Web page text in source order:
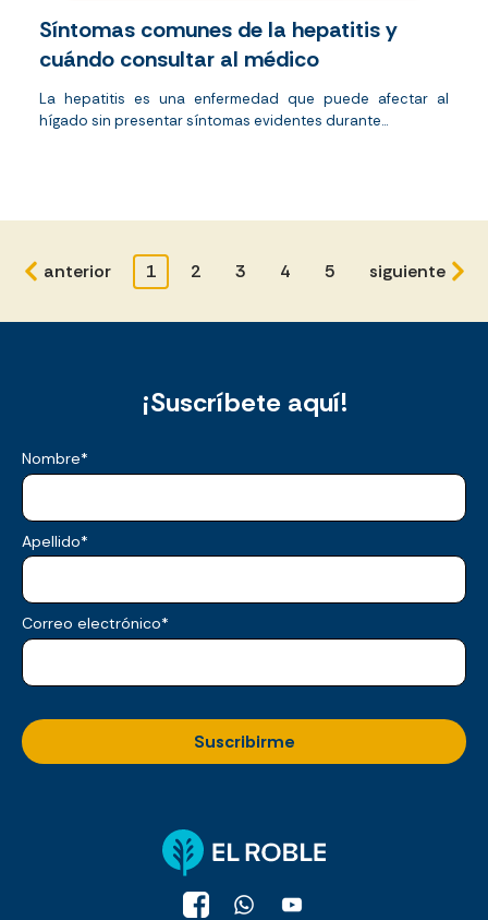
Síntomas comunes de la hepatitis y
cuándo consultar al médico
La hepatitis es una enfermedad que puede afectar al
hígado sin presentar síntomas evidentes durante...
anterior 1 2 3 4 5 siguiente
¡Suscríbete aquí!
Nombre*
Apellido*
Correo electrónico*